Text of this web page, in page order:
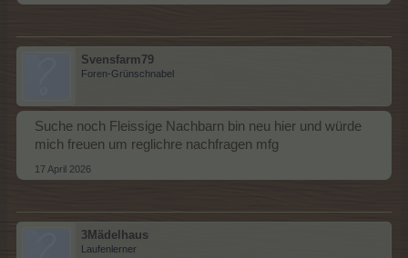
Svensfarm79
Foren-Grünschnabel
Suche noch Fleissige Nachbarn bin neu hier und würde
mich freuen um reglichre nachfragen mfg
17 April 2026
3Mädelhaus
Laufenlerner